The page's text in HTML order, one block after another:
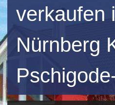
verkaufen
Nürnberg